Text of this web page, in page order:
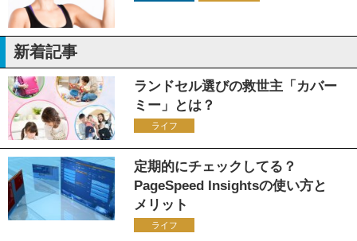
新着記事
ランドセル選びの救世主「カバー
ミー」とは？
ライフ
定期的にチェックしてる？
PageSpeed Insightsの使い方と
メリット
ライフ